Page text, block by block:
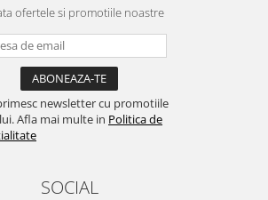
ofertele si promotiile noastre
newsletter cu promotiile
Afla mai multe in Politica de
SOCIAL